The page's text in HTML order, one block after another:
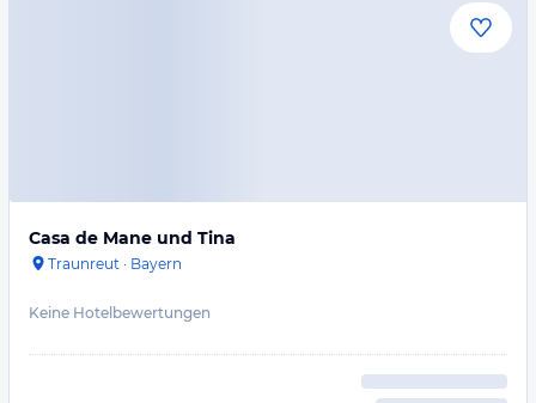
Casa de Mane und Tina
Traunreut · Bayern
Keine Hotelbewertungen